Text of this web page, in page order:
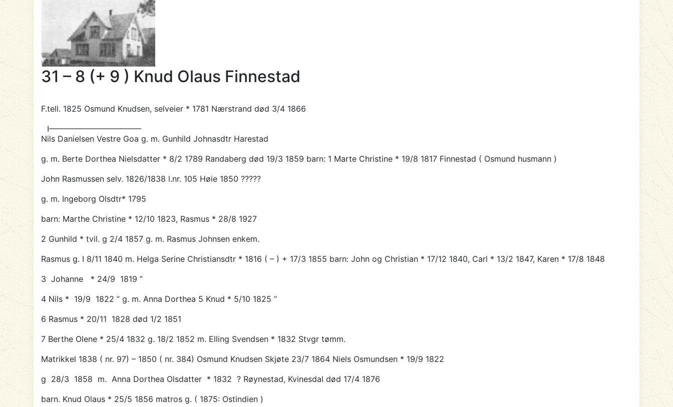
31 – 8 (+ 9 ) Knud Olaus Finnestad
F.tell. 1825 Osmund Knudsen, selveier * 1781 Nærstrand død 3/4 1866
I———————————–
Nils Danielsen Vestre Goa g. m. Gunhild Johnasdtr Harestad
g. m. Berte Dorthea Nielsdatter * 8/2 1789 Randaberg død 19/3 1859 barn: 1 Marte Christine * 19/8 1817 Finnestad ( Osmund husmann )
John Rasmussen selv. 1826/1838 l.nr. 105 Høie 1850 ?????
g. m. Ingeborg Olsdtr* 1795
barn: Marthe Christine * 12/10 1823, Rasmus * 28/8 1927
2 Gunhild * tvil. g 2/4 1857 g. m. Rasmus Johnsen enkem.
Rasmus g. I 8/11 1840 m. Helga Serine Christiansdtr * 1816 ( – ) + 17/3 1855 barn: John og Christian * 17/12 1840, Carl * 13/2 1847, Karen * 17/8 1848
3 Johanne * 24/9 1819 ”
4 Nils * 19/9 1822 ” g. m. Anna Dorthea 5 Knud * 5/10 1825 ”
6 Rasmus * 20/11 1828 død 1/2 1851
7 Berthe Olene * 25/4 1832 g. 18/2 1852 m. Elling Svendsen * 1832 Stvgr tømm.
Matrikkel 1838 ( nr. 97) – 1850 ( nr. 384) Osmund Knudsen Skjøte 23/7 1864 Niels Osmundsen * 19/9 1822
g 28/3 1858 m. Anna Dorthea Olsdatter * 1832 ? Røynestad, Kvinesdal død 17/4 1876
barn. Knud Olaus * 25/5 1856 matros g. ( 1875: Ostindien )